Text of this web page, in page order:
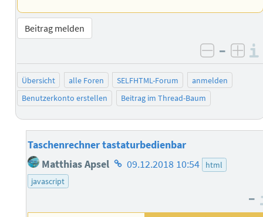
Beitrag melden
negativ
–
Übersicht alle Foren SELFHTML-Forum
anmelden
Benutzerkonto erstellen
Beitrag im Thread-Baum
Taschenrechner tastaturbedienbar
Matthias Apsel Homepage
09.12.2018 10:54
html
javascript
–